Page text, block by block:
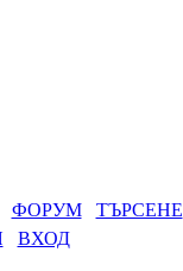
ФОРУМ
ТЪРСЕНЕ
ВХОД